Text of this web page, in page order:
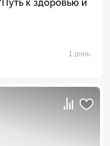
к здоровью и
1 день